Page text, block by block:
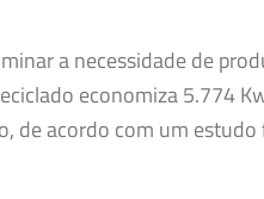
a necessidade de
economiza 5.774
de acordo com um